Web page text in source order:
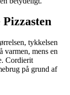
tykkelsen
varmen, mens en
Cordierit
på grund af